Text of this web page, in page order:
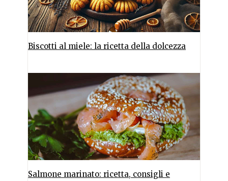
Biscotti al miele: la ricetta della dolcezza
Salmone marinato: ricetta, consigli e